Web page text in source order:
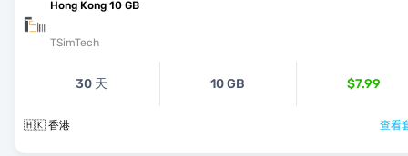
Hong Kong 10 GB
TSimTech
30 天 10 GB $7.99
🇭🇰 香港 查看